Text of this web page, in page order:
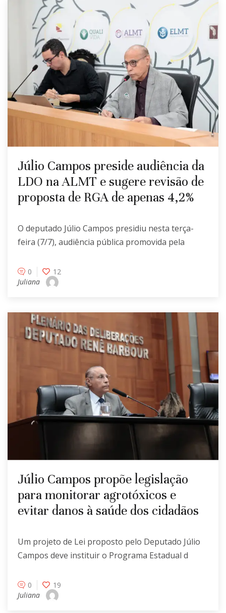
Júlio Campos preside audiência da
LDO na ALMT e sugere revisão de
proposta de RGA de apenas 4,2%
O deputado Júlio Campos presidiu nesta terça-
feira (7/7), audiência pública promovida pela
0
12
Juliana
Júlio Campos propõe legislação
para monitorar agrotóxicos e
evitar danos à saúde dos cidadãos
Um projeto de Lei proposto pelo Deputado Júlio
Campos deve instituir o Programa Estadual d
0
19
Juliana